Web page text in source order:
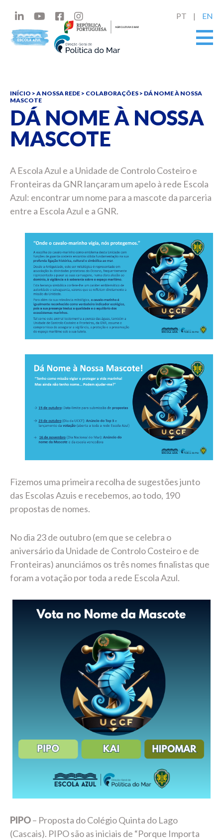
PT EN
INÍCIO > A NOSSA REDE > COLABORAÇÕES > DÁ NOME À NOSSA
MASCOTE
DÁ NOME À NOSSA
MASCOTE
A Escola Azul e a Unidade de Controlo Costeiro e
Fronteiras da GNR lançaram um apelo à rede Escola
Azul: encontrar um nome para a mascote da parceria
entre a Escola Azul e a GNR.
Fizemos uma primeira recolha de sugestões junto
das Escolas Azuis e recebemos, ao todo, 190
propostas de nomes.
No dia 23 de outubro (em que se celebra o
aniversário da Unidade de Controlo Costeiro e de
Fronteiras) anunciámos os três nomes finalistas que
foram a votação por toda a rede Escola Azul.
PIPO– Proposta do Colégio Quinta do Lago
(Cascais). PIPO são as iniciais de “Porque Importa